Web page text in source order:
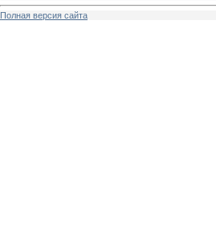
Полная версия сайта